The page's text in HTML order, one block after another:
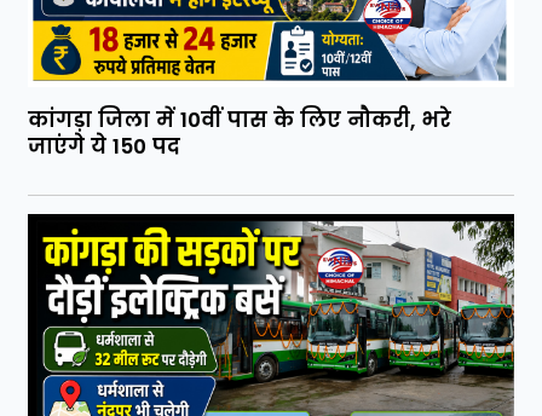
कांगड़ा जिला में 10वीं पास के लिए नौकरी, भरे
जाएंगे ये 150 पद